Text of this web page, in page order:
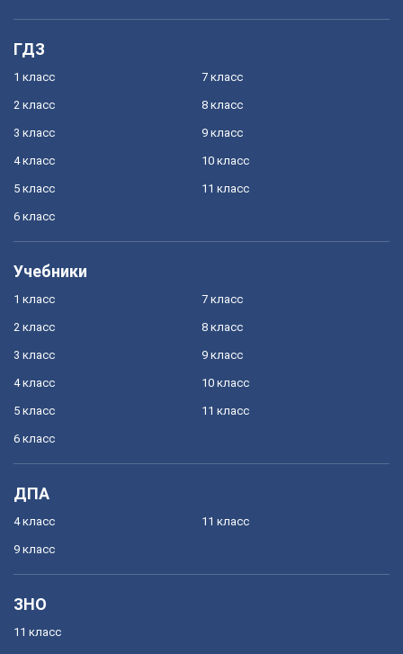
ГДЗ
1 класс
2 класс
3 класс
4 класс
5 класс
6 класс
7 класс
8 класс
9 класс
10 класс
11 класс
Учебники
1 класс
2 класс
3 класс
4 класс
5 класс
6 класс
7 класс
8 класс
9 класс
10 класс
11 класс
ДПА
4 класс
9 класс
11 класс
ЗНО
11 класс